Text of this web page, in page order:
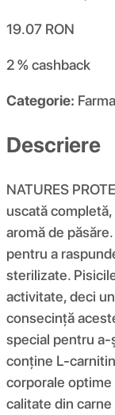
19.07 RON
2 %cashback
Categorie: Farma
Descriere
NATURES
uscată
aromă de
pentru a
sterilizate.
activitate, deci
consecință
special pentru a-
conține L-
corporale
calitate din